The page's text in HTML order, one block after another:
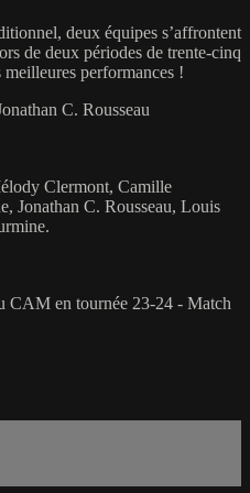
deux équipes s’affrontent
de deux périodes de trente-cinq
performances !
C. Rousseau
Clermont, Camille
Jonathan C. Rousseau, Louis
CAM en tournée 23-24 - Match